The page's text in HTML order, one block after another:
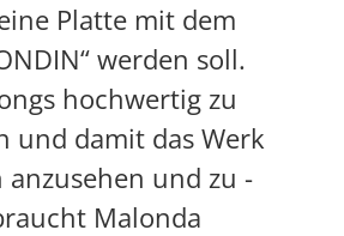
Platte mit dem
werden soll.
hochwertig zu
und damit das Werk
anzusehen und zu -
Malonda